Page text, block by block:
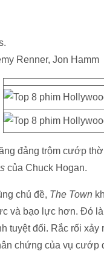
Renner, Jon Hamm
đảng trộm cướp
của Chuck Hogan.
chủ đề, The Town
và bạo lực hơn. Đó
tuyệt đối. Rắc rối
chứng của vụ cướp